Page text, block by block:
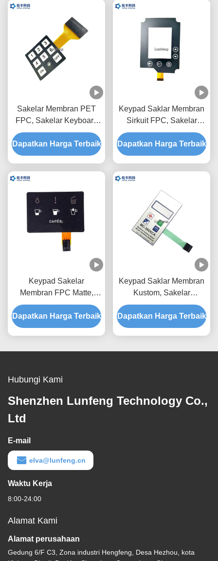
Sakelar Membran PET
FPC, Sakelar Keyboard
Membran OEM ODM
Dapatkan Harga Terbaik
Keypad Saklar Membran
Sirkuit FPC, Sakelar
Keyboard Membran Matte
Dapatkan Harga Terbaik
Keypad Sakelar
Membran FPC Matte,
Sakelar Membran PET
Untuk Kafe
Dapatkan Harga Terbaik
Keypad Saklar Membran
Kustom, Sakelar
Membran PET Pengukur
Kadar Air
Dapatkan Harga Terbaik
Hubungi Kami
Shenzhen Lunfeng Technology Co.,
Ltd
E-mail
elva@lunfeng.cn
Waktu Kerja
8:00-24:00
Alamat Kami
Alamat perusahaan
Gedung 6/F C3, Zona industri Hengfeng, Desa Hezhou, kota